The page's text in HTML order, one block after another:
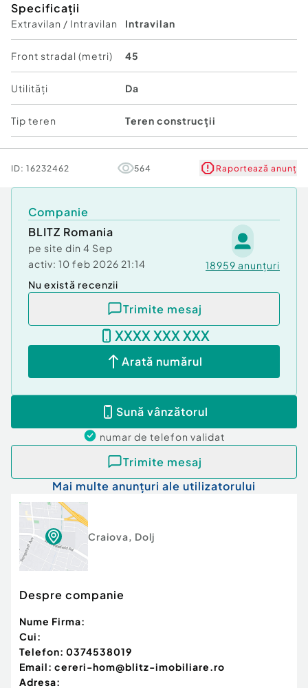
complementare, cu un P.O.T de 35% si 1.05%
CUT, rezultand astfel o suprafata construibila de
12000 mp, cf. ultimului urbanism.
În plus, proximitatea drumului expres Craiova-
Pitești dar si vizibilitatea ridicata dinspre
autostrada, adaugă un avantaj suplimentar,
oferind perspective excelente de dezvoltare și
creștere a valorii investiției.
Datorită poziționării și prețului competitiv, acest
teren reprezintă o alegere inteligentă pentru
investitorii care caută oportunități cu potențial
ridicat într-o zonă în plină dezvoltare!
Cod ofertă / ID BLITZ: P138191
Id intern: P138191
Specificații
Extravilan / Intravilan Intravilan
Front stradal (metri) 45
Utilități Da
Tip teren Teren construcții
ID: 16232462 564 Raportează anunț
Companie
BLITZ Romania
pe site din 4 Sep
activ: 10 feb 2026 21:14 18959 anunțuri
Nu există recenzii
Trimite mesaj
XXXX XXX XXX
Arată numărul
Sună vânzătorul
numar de telefon validat
Trimite mesaj
Mai multe anunțuri ale utilizatorului
Craiova, Dolj
Despre companie
Nume Firma:
Cui:
Telefon: 0374538019
Email: cereri-hom@blitz-imobiliare.ro
Adresa: